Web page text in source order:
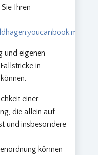
Ihren
und eigenen
in
einer
die allein auf
und insbesondere
können